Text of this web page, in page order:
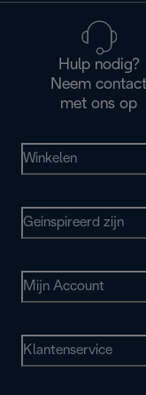
Hulp nodig?
Neem contact
met ons op
Winkelen
Geinspireerd zijn
Mijn Account
Klantenservice